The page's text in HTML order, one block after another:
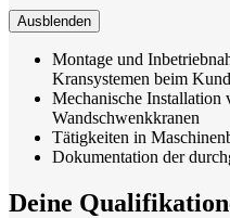
Ausblenden
Montage und
Kransystemen beim
Mechanische Installation
Wandschwenkkranen
Tätigkeiten in
Dokumentation der
Deine